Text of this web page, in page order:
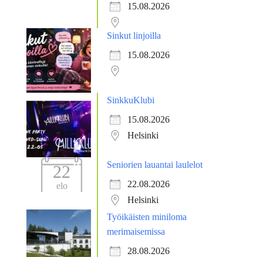
15.08.2026
Sinkut linjoilla
15.08.2026
SinkkuKlubi
15.08.2026
Helsinki
22
elo
Seniorien lauantai laulelot
22.08.2026
Helsinki
Työikäisten miniloma
merimaisemissa
28.08.2026